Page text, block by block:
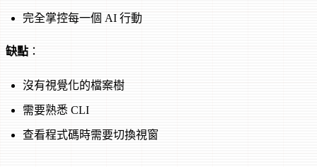
完全掌控每一個 AI 行動
缺點 ：
沒有視覺化的檔案樹
需要熟悉 CLI
查看程式碼時需要切換視窗